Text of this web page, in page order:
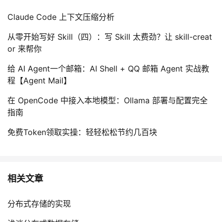
Claude Code 上下文压缩分析
从零开始写好 Skill（四）：写 Skill 太费劲？让 skill-creat
or 来帮你
给 AI Agent一个邮箱：AI Shell + QQ 邮箱 Agent 实战教
程【Agent Mail】
在 OpenCode 中接入本地模型：Ollama 部署与配置完全
指南
免费Token领取实操：轻轻松松节约几百块
相关文章
分布式存储的实现